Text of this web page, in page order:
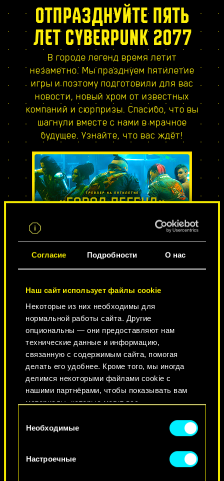
Согласие Подробности О нас
Наш сайт использует файлы cookie
Некоторые из них необходимы для
нормальной работы сайта. Другие
опциональны — они предоставляют нам
технические данные и информацию,
связанную с содержимым сайта, помогая
делать его удобнее. Кроме того, мы иногда
делимся некоторыми файлами cookie с
нашими партнёрами, чтобы показывать вам
материалы, которые могут вас
сетях. Однако все опциональные файлы
Найти подробную информацию о том, как мы
согласия
Необходимые
Настроечные
ОТПРАЗДНУЙТЕ ПЯТЬ
ЛЕТ CYBERPUNK 2077
В городе легенд время летит
незаметно. Мы празднуем пятилетие
игры и поэтому подготовили для вас
новости, новый хром от известных
компаний и сюрпризы. Спасибо, что вы
шагнули вместе с нами в мрачное
будущее. Узнайте, что вас ждёт!
ГОРОД ЛЕГЕНД
КРАСОТА НЕ УМИРАЕТ